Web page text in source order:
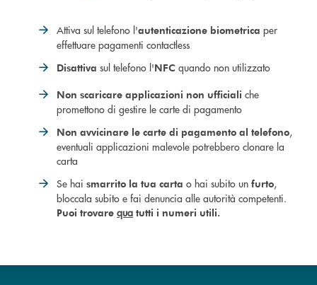
Attiva sul telefono l'autenticazione biometrica per
effettuare pagamenti contactless
Disattiva sul telefono l'NFC quando non utilizzato
Non scaricare applicazioni non ufficiali che
promettono di gestire le carte di pagamento
Non avvicinare le carte di pagamento al telefono,
eventuali applicazioni malevole potrebbero clonare la
carta
Se hai smarrito la tua carta o hai subito un furto,
bloccala subito e fai denuncia alle autorità competenti.
Puoi trovare qua tutti i numeri utili.